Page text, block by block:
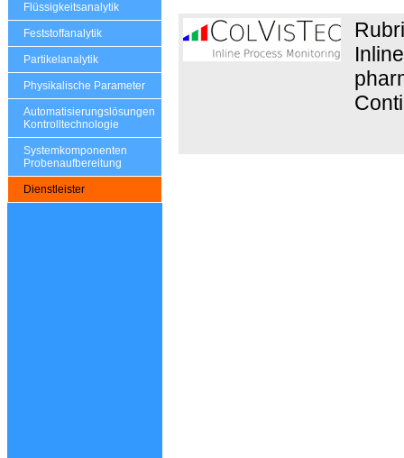
Flüssigkeitsanalytik
Feststoffanalytik
Partikelanalytik
Physikalische Parameter
Automatisierungslösungen
Kontrolltechnologie
Systemkomponenten
Probenaufbereitung
Dienstleister